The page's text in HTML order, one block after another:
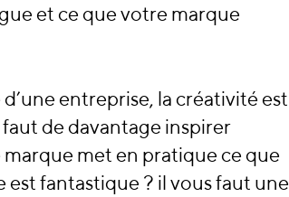
et ce que votre marque
entreprise, la créativité est
de davantage inspirer
met en pratique ce que
fantastique ? il vous faut une